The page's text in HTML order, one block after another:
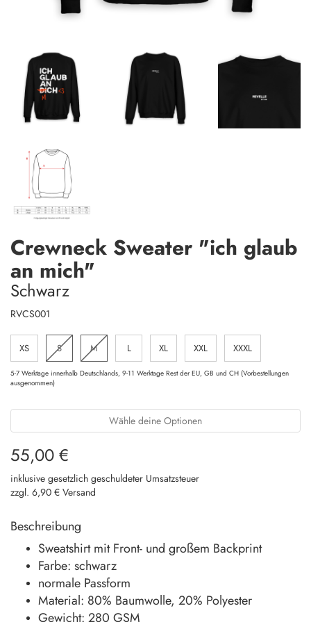
Crewneck Sweater "ich glaub
an mich"
Schwarz
RVCS001
XS S M L XL XXL XXXL
5-7 Werktage innerhalb Deutschlands, 9-11 Werktage Rest der EU, GB und CH (Vorbestellungen
ausgenommen)
Wähle deine Optionen
55,00 €
inklusive gesetzlich geschuldeter Umsatzsteuer
zzgl. 6,90 € Versand
Beschreibung
Sweatshirt mit Front- und großem Backprint
Farbe: schwarz
normale Passform
Material: 80% Baumwolle, 20% Polyester
Gewicht: 280 GSM